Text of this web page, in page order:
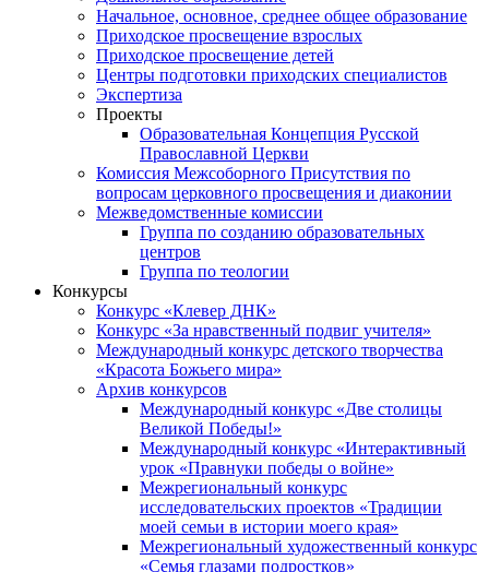
Начальное, основное, среднее общее образование
Приходское просвещение взрослых
Приходское просвещение детей
Центры подготовки приходских специалистов
Экспертиза
Проекты
Образовательная Концепция Русской
Православной Церкви
Комиссия Межсоборного Присутствия по
вопросам церковного просвещения и диаконии
Межведомственные комиссии
Группа по созданию образовательных
центров
Группа по теологии
Конкурсы
Конкурс «Клевер ДНК»
Конкурс «За нравственный подвиг учителя»
Международный конкурс детского творчества
«Красота Божьего мира»
Архив конкурсов
Международный конкурс «Две столицы
Великой Победы!»
Международный конкурс «Интерактивный
урок «Правнуки победы о войне»
Межрегиональный конкурс
исследовательских проектов «Традиции
моей семьи в истории моего края»
Межрегиональный художественный конкурс
«Семья глазами подростков»